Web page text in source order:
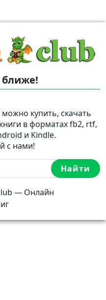
купить, скачать
в форматах fb2, rtf,
и Kindle.
с нами!
Найти
— Онлайн